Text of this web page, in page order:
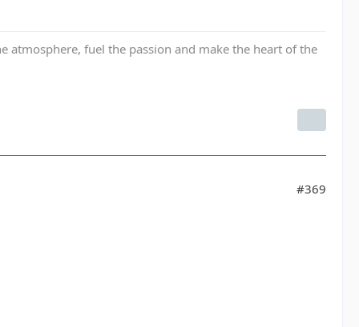
atmosphere, fuel the passion and make the heart of the
#369